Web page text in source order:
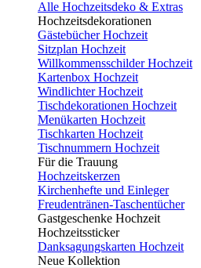
Alle Hochzeitsdeko & Extras
Hochzeitsdekorationen
Gästebücher Hochzeit
Sitzplan Hochzeit
Willkommensschilder Hochzeit
Kartenbox Hochzeit
Windlichter Hochzeit
Tischdekorationen Hochzeit
Menükarten Hochzeit
Tischkarten Hochzeit
Tischnummern Hochzeit
Für die Trauung
Hochzeitskerzen
Kirchenhefte und Einleger
Freudentränen-Taschentücher
Gastgeschenke Hochzeit
Hochzeitssticker
Danksagungskarten Hochzeit
Neue Kollektion